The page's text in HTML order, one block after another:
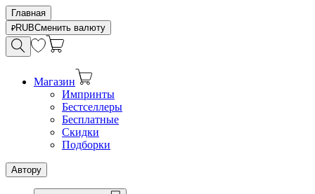
Главная
RUBСменить валюту
Магазин
Импринты
Бестселлеры
Бесплатные
Скидки
Подборки
Автору